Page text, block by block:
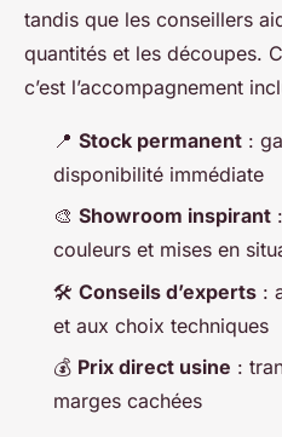
tandis que les conseillers
quantités et les découpes.
c’est l’accompagnement
📍 Stock permanent :
disponibilité immédiate
🎨 Showroom inspirant
couleurs et mises en
🛠️ Conseils d’experts :
et aux choix techniques
💰 Prix direct usine :
marges cachées